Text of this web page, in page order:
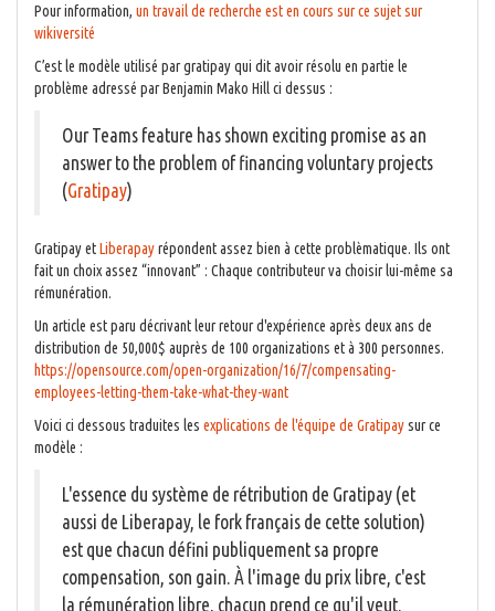
Pour information, un travail de recherche est en cours sur ce sujet sur
wikiversité
C’est le modèle utilisé par gratipay qui dit avoir résolu en partie le
problème adressé par Benjamin Mako Hill ci dessus :
Our Teams feature has shown exciting promise as an
answer to the problem of financing voluntary projects
(Gratipay)
Gratipay etLiberapayrépondent assez bien à cette problèmatique. Ils ont
fait un choix assez “innovant” : Chaque contributeur va choisir lui-même sa
rémunération.
Un article est paru décrivant leur retour d'expérience après deux ans de
distribution de 50,000$ auprès de 100 organizations et à 300 personnes.
https://opensource.com/open-organization/16/7/compensating-
employees-letting-them-take-what-they-want
Voici ci dessous traduites les explications de l'équipe de Gratipaysur ce
modèle :
L'essence du système de rétribution de Gratipay (et
aussi de Liberapay, le fork français de cette solution)
est que chacun défini publiquement sa propre
compensation, son gain. À l'image du prix libre, c'est
la rémunération libre, chacun prend ce qu'il veut.